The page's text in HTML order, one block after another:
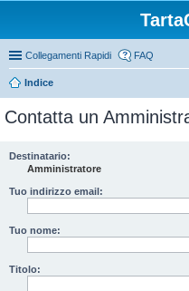
Collegamenti Rapidi FAQ
Indice
Contatta un
Destinatario:
Amministratore
Tuo indirizzo email:
Tuo nome:
Titolo: